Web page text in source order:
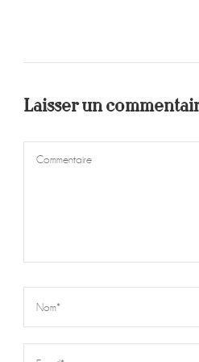
Laisser un